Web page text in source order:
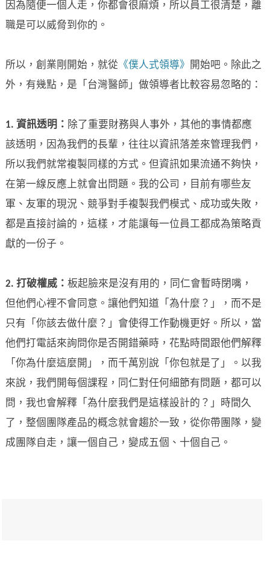
因為隨便一個人走，你都會很麻煩，所以員工很清楚，離
職是可以威脅到你的。
所以，創業剛開始，就從 《僕人式領導》
開始吧。除此之
外，有幾點，是「台灣醫師」做領導者比較容易忽略的：
1. 資訊透明： 除了重要財務與人事外，其他的事情都應
該透明，因為我們的長輩，往往以資訊落差來管理我們，
所以我們就常複製同樣的方式。但資訊如果流通不夠快，
在第一線反應上就會出問題。我的公司，目前有哪些友
軍、友軍的現況、競爭對手複製我們模式、成功或失敗，
都是直接討論的，這樣，才能讓每一位員工都成為策略貢
獻的一份子。
2. 打破權威： 板起臉來是沒有用的，同仁會暫時閉嘴，
但他們心裡不會同意。讓他們知道「為什麼？」，而不是
只有「你該去做什麼？」會使得工作動機更好。所以，當
他們打電話來詢問你是否開錯藥時，花點時間跟他們解釋
「你為什麼這麼開」，而千萬別說「你包就是了」。以我
來說，我們開每個課程，同仁對任何細節有問題，都可以
問，我也會解釋「為什麼我們是這樣設計的？」時間久
了，整個團隊產品的概念就會趨於一致，從你帶團隊，變
成團隊自走，讓一個自己，變成五個、十個自己。